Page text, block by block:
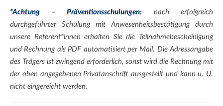
*Achtung – Präventionsschulungen: nach erfolgreich
durchgeführter Schulung mit Anwesenheitsbestätigung durch
unsere Referent*innen erhalten Sie die Teilnahmebescheinigung
und Rechnung als PDF automatisiert per Mail. Die Adressangabe
des Trägers ist zwingend erforderlich, sonst wird die Rechnung mit
der oben angegebenen Privatanschrift ausgestellt und kann u. U.
nicht eingereicht werden.